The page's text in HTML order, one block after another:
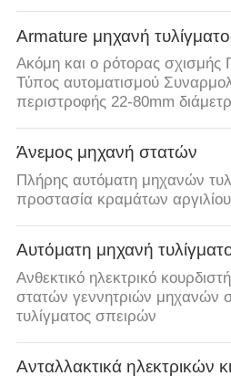
Armature μηχανή
Ακόμη και ο ρότορας σχισμής
Τύπος αυτοματισμού
περιστροφής 22-80mm
Άνεμος μηχανή στατών
Πλήρης αυτόματη μηχανών
προστασία κραμάτων
Αυτόματη μηχανή
Ανθεκτικό ηλεκτρικό
στατών γεννητριών μηχανών
τυλίγματος σπειρών
Ανταλλακτικά ηλεκτρικών